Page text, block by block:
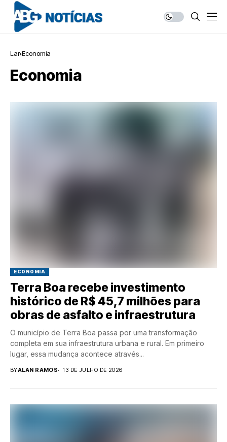
Lar Economia
Economia
ECONOMIA
Terra Boa recebe investimento
histórico de R$ 45,7 milhões para
obras de asfalto e infraestrutura
O município de Terra Boa passa por uma transformação
completa em sua infraestrutura urbana e rural. Em primeiro
lugar, essa mudança acontece através...
BYALAN RAMOS 13 DE JULHO DE 2026